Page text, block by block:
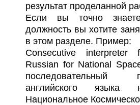
результат проделанной
Если вы точно
должность вы хотите
в этом разделе. Пример:
Consecutive
Russian for National
английского
Национальное